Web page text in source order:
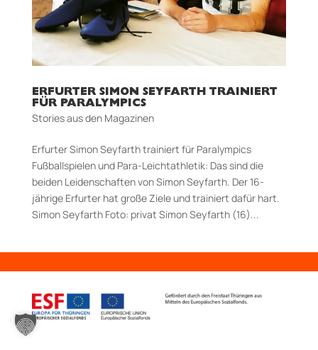
ERFURTER SIMON SEYFARTH TRAINIERT
FÜR PARALYMPICS
Stories aus den Magazinen
Erfurter Simon Seyfarth trainiert für Paralympics
Fußballspielen und Para-Leicht­athletik: Das sind die
beiden Lei­den­schaften von Simon Seyfarth. Der 16-
jährige Erfurter hat große Ziele und trainiert dafür hart.
Simon Seyfarth Foto: privat Simon Seyfarth (16)...